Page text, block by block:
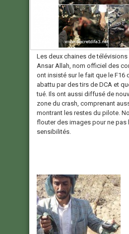
Les deux chaines de télévisions
Ansar Allah, nom officiel des
ont insisté sur le fait que le F16
abattu par des tirs de DCA et
tué. Ils ont aussi diffusé de
zone du crash, comprenant
montrant les restes du pilote.
flouter des images pour ne pas
sensibilités.